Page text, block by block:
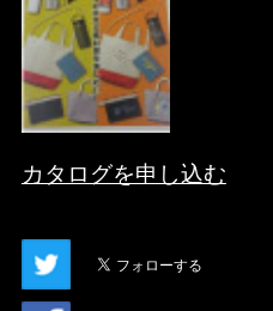
カタログを申し込む